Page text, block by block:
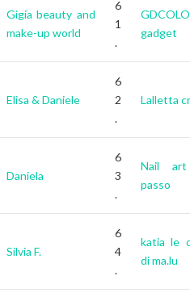
Gigia beauty and
make-up world
6
1
.
gadget
Elisa & Daniele
6
2
.
Lalletta
Daniela
6
3
.
Nail art
passo
Silvia F.
6
4
.
katia le
di ma.lu